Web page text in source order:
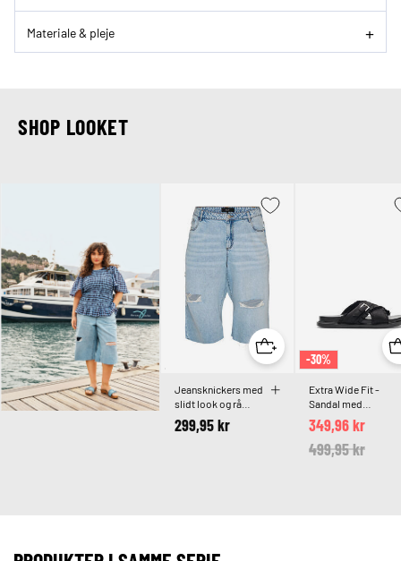
Materiale & pleje
SHOP LOOKET
Jeansknickers med
slidt look og rå
kanter
299,95 kr
-30%
Extra Wide Fit -
Sandal med
krydsremme og
flæsekanter
Price reduced
499,95 krto
349,96 kr